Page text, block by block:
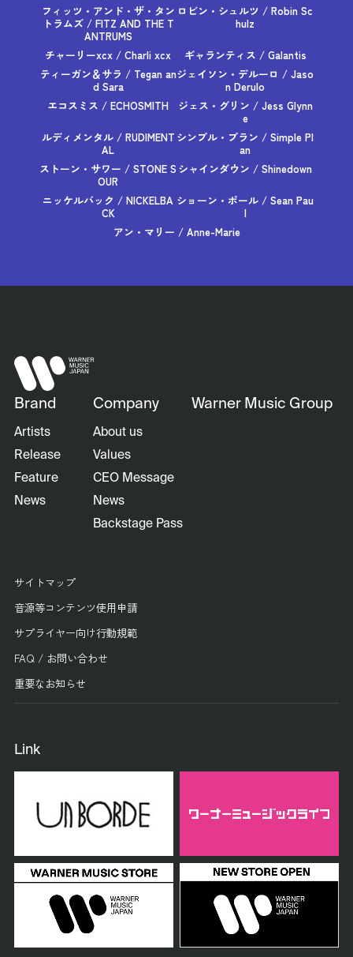
フィッツ・アンド・ザ・タン
トラムズ / FITZ AND THE T
ANTRUMS
ロビン・シュルツ / Robin Sc
hulz
チャーリーxcx / Charli xcx
ギャランティス / Galantis
ティーガン＆サラ / Tegan an
d Sara
ジェイソン・デルーロ / Jaso
n Derulo
エコスミス / ECHOSMITH
ジェス・グリン / Jess Glynn
e
ルディメンタル / RUDIMENT
AL
シンプル・プラン / Simple Pl
an
ストーン・サワー / STONE S
OUR
シャインダウン / Shinedown
ニッケルバック / NICKELBA
CK
ショーン・ポール / Sean Pau
l
アン・マリー / Anne-Marie
Brand
Artists
Release
Feature
News
Company
About us
Values
CEO Message
News
Backstage Pass
Warner Music Group
サイトマップ
音源等コンテンツ使用申請
サプライヤー向け行動規範
FAQ / お問い合わせ
重要なお知らせ
Link